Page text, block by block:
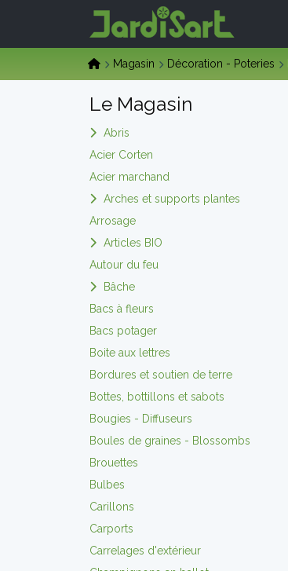
Magasin Décoration - Poteries
Le Magasin
Abris
Acier Corten
Acier marchand
Arches et supports plantes
Arrosage
Articles BIO
Autour du feu
Bâche
Bacs à fleurs
Bacs potager
Boite aux lettres
Bordures et soutien de terre
Bottes, bottillons et sabots
Bougies - Diffuseurs
Boules de graines - Blossombs
Brouettes
Bulbes
Carillons
Carports
Carrelages d'extérieur